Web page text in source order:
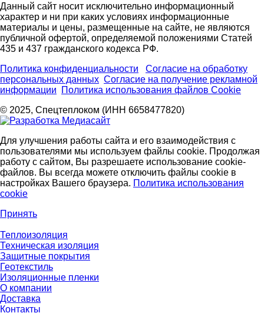
Данный сайт носит исключительно информационный
характер и ни при каких условиях информационные
материалы и цены, размещенные на сайте, не являются
публичной офертой, определяемой положениями Статей
435 и 437 гражданского кодекса РФ.
Политика конфиденциальности
Согласие на обработку
персональных данных Согласие на получение рекламной
информации
Политика использования файлов Cookie
© 2025, Спецтеплоком (ИНН 6658477820)
Для улучшения работы сайта и его взаимодействия с
пользователями мы используем файлы cookie. Продолжая
работу с сайтом, Вы разрешаете использование cookie-
файлов. Вы всегда можете отключить файлы cookie в
настройках Вашего браузера. Политика использования
cookie
Принять
Теплоизоляция
Техническая изоляция
Защитные покрытия
Геотекстиль
Изоляционные пленки
О компании
Доставка
Контакты